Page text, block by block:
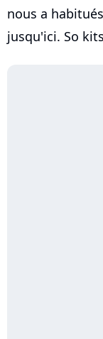
nous a
jusqu'ici. So